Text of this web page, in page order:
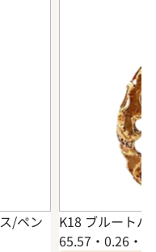
/ペン
K18 ブルートパ
65.57・0.26・